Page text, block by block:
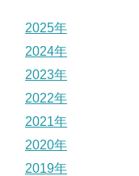
2025年
2024年
2023年
2022年
2021年
2020年
2019年